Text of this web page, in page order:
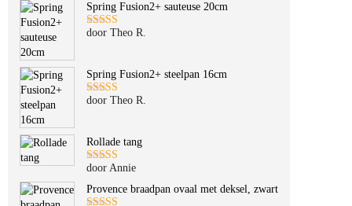
Spring Fusion2+ sauteuse 20cm
Gewaardeerd
door Theo R.
Spring Fusion2+ steelpan 16cm
Gewaardeerd
door Theo R.
Rollade tang
Gewaardeerd
5
door Annie
Provence braadpan ovaal met deksel, zwart